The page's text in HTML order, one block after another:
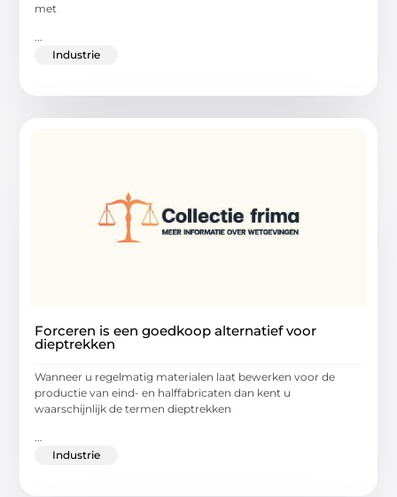
met
...
Industrie
Forceren is een goedkoop alternatief voor
dieptrekken
Wanneer u regelmatig materialen laat bewerken voor de
productie van eind- en halffabricaten dan kent u
waarschijnlijk de termen dieptrekken
...
Industrie